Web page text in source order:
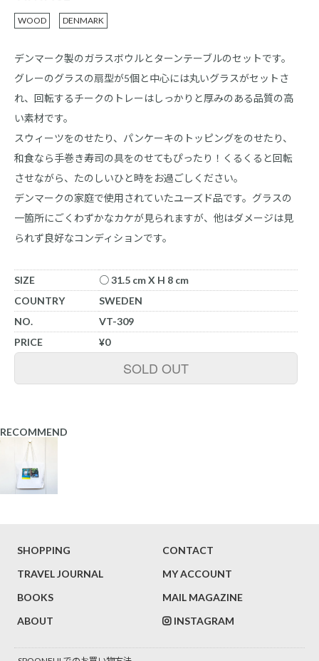
WOOD DENMARK
デンマーク製のガラスボウルとターンテーブルのセットです。
グレーのグラスの扇型が5個と中心には丸いグラスがセットさ
れ、回転するチークのトレーはしっかりと厚みのある品質の高
い素材です。
スウィーツをのせたり、パンケーキのトッピングをのせたり、
和食なら手巻き寿司の具をのせてもぴったり！くるくると回転
させながら、たのしいひと時をお過ごしください。
デンマークの家庭で使用されていたユーズド品です。グラスの
一箇所にごくわずかなカケが見られますが、他はダメージは見
られず良好なコンディションです。
SIZE
○ 31.5 cm X H 8 cm
COUNTRY
SWEDEN
NO.
VT-309
PRICE
¥0
SOLD OUT
RECOMMEND
SHOPPING
TRAVEL JOURNAL
BOOKS
ABOUT
CONTACT
MY ACCOUNT
MAIL MAGAZINE
INSTAGRAM